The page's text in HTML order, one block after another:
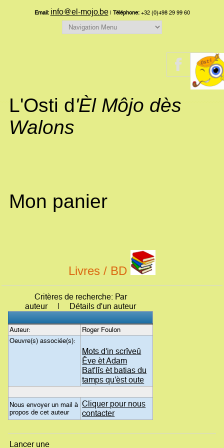
Email: info@el-mojo.be| Téléphone:+32 (0)498 29 99 60
L'Osti d'Èl Môjo dès
Walons
Mon panier
Livres / BD
Critères de recherche: Par
auteur | Détails d'un auteur
Auteur:
Roger Foulon
Oeuvre(s) associée(s):
Mots d'in scrîveû
Êve èt Adam
Bat'lîs èt batias du
tamps qu'èst oute
Nous envoyer un mail à
propos de cet auteur
Cliquer pour nous
contacter
Lancer une